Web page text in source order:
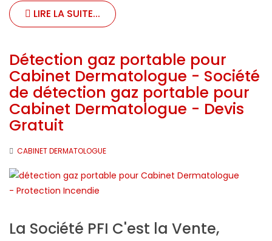
LIRE LA SUITE...
Détection gaz portable pour
Cabinet Dermatologue - Société
de détection gaz portable pour
Cabinet Dermatologue - Devis
Gratuit
CABINET DERMATOLOGUE
La Société PFI C'est la Vente,